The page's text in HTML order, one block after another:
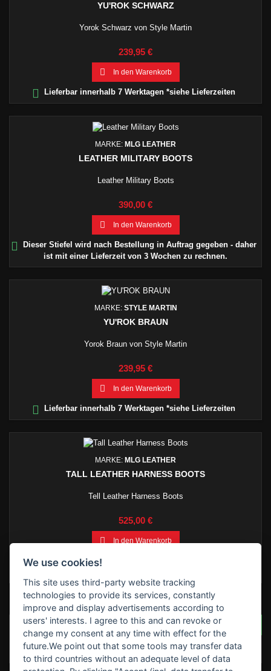
YU'ROK SCHWARZ
Yorok Schwarz von Style Martin
Preis
239,95 €
 In den Warenkorb
 Lieferbar innerhalb 7 Werktagen *siehe Lieferzeiten
MARKE: MLG LEATHER
LEATHER MILITARY BOOTS
Leather Military Boots
Preis
390,00 €
 In den Warenkorb

Dieser Stiefel wird nach Bestellung in Auftrag gegeben - daher
ist mit einer Lieferzeit von 3 Wochen zu rechnen.
MARKE: STYLE MARTIN
YU'ROK BRAUN
Yorok Braun von Style Martin
Preis
239,95 €
 In den Warenkorb
 Lieferbar innerhalb 7 Werktagen *siehe Lieferzeiten
MARKE: MLG LEATHER
TALL LEATHER HARNESS BOOTS
Tell Leather Harness Boots
Preis
525,00 €
 In den Warenkorb
Dieser Stiefel wird nach Bestellung in Auftrag gegeben - daher
BEWERTUNGEN
SCHREIBEN SIE IHRE BEWERTUNG
Seien Sie der Erste, der
eine Bewertung schreibt
!
We use cookies!
This site uses third-party website tracking
technologies to provide its services, constantly
improve and display advertisements according to
users' interests. I agree to this and can revoke or
change my consent at any time with effect for the
future.We point out that some tools may transfer data
to third countries without an adequate level of data